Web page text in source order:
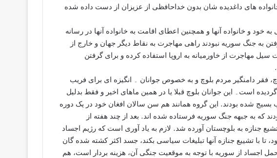
هاى داغدیده شان بدون خداحافظی از عزیزان از دست داده شده
خود و خانواده آنها و همچنین اعطای اقامت به خانواده آنها در رسانه
به جنگ سوریه نبودند راهی مهاجرت به نقاط دیگر جهان و خارج از
مهاجرت از خاورمیانه به اروپا استفاده کرده و برای گرفتن
فقر دامنگير مردم بلوچ و به خصوص جوانان ۔ انگيزه اى براى فريب
است۔ این جوانان بلوچ قبلا یا در همین ماهای اخیر و فقط بدليل
شده بودند. این گروه همانند هم سن سالان افغان خود در یک دوره
که به جبهه جنگ سوریه فرستاده شده اند. بعد از چند هفته از
جنازه به بلوچستان آورده شد. لازم به یاد آوری است که رژیم اجساد
تا با تشیيع جنازه آنها تبلیغات سیاسی بکند، جسد اکثر کشته شده گان
اجساد از سوریه با توجه به موقعیت جنگی آن، هزینه بردار است، هم